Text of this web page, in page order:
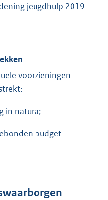
jeugdhulp 2019
voorzieningen
in natura;
budget